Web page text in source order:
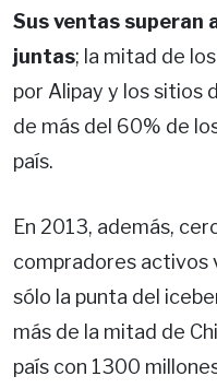
Sus ventas superan
juntas; la mitad de
por Alipay y los sitios
de más del 60% de
país.
En 2013, además,
compradores activos
sólo la punta del
más de la mitad de
país con 1300